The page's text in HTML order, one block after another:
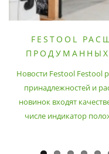
FESTOOL
Новости Festool Festool
принадлежностей и
новинок входят
числе индикатор